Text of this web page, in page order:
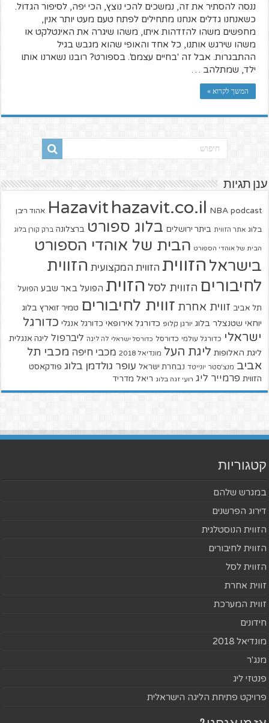
ננסה להסתיר את זה, נמשכים להכי נוצץ, הכי יפה, לסיפור הגדול.
כשאנחנו גדלים אנחנו מתחילים לפתח טעם מעט יותר אנין,
מחפשים משהו להזדהות איתו, משהו שיגרה את האינטלקט או
משהו שירגש אותנו, כל אחד והאופי שהוא מגבש בגיל
ההתבגרות. אבל זה 'בחיים עצמם'. בספורט? רובנו נשארנו אותו
ילד, שמתלהב …
המשך לקרוא »
ענן תגיות
Hazavit hazavit.co.il NBA podcast אהוד ריבן
בלוג אתר הזווית ביתר ירושלים בלוג ספורט ברצלונה ברק קורן בלוג
הבית של אוהדי הספורט הבית של אוהדי הספורט
בישראל הזווית הזווית המקצועית הזווית
לחיבורים הזווית לסל הזוית הפועל באר שבע הפועל
תל אביב זווית אחרת זווית לחיבורים טמיר זוארץ בלוג
יוחאי שטנצלר בלוג יורגן קלופ כדורגל אירופאי כדורגל אנגלי כדורגל
ישראלי כדורגל עולמי כדורסל כדורסל ישראלי לה ליגה ליברפול ליגה אנגלית
ליגת האלופות ליגת העל מונדיאל 2018 מכבי חיפה מכבי תל
אביב מנצ'סטר יונייטד נבחרת ישראל עופר גולדמן בלוג פודקאסט
הזווית פרמייר ליג רועי זגה בלוג ריאל מדריד
קטגוריות
במגרש שלהם
דירוג הפרשנים
הזווית הנוסטלגית
הזווית לחיבורים
הזווית לסל
זווית אחרת
זווית המערכת
חידונים
מונדיאל 2018
מנג'ר
פנטזי ליג
פרויקט פתיחת הליגה הישראלית